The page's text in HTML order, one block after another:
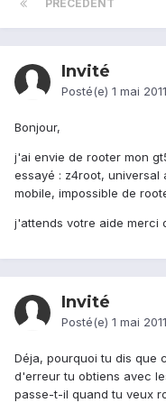
PRÉCÉDENT
Invité
Posté(e) 1 mai 2011
Bonjour,
j'ai envie de rooter mon
essayé : z4root,
mobile, impossible de
j'attends votre aide merci
Invité
Posté(e) 1 mai 2011
Déja, pourquoi tu dis que
d'erreur tu obtiens avec
passe-t-il quand tu veux